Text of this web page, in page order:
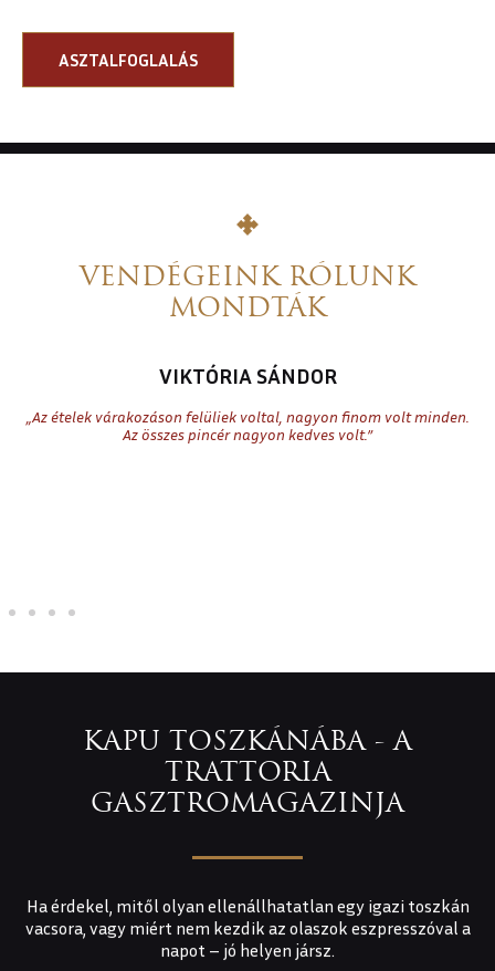
ASZTALFOGLALÁS
VENDÉGEINK RÓLUNK
MONDTÁK
VIKTÓRIA SÁNDOR
„Az ételek várakozáson felüliek voltal, nagyon finom volt minden.
Az összes pincér nagyon kedves volt.”
KAPU TOSZKÁNÁBA - A
TRATTORIA
GASZTROMAGAZINJA
Ha érdekel, mitől olyan ellenállhatatlan egy igazi toszkán
vacsora, vagy miért nem kezdik az olaszok eszpresszóval a
napot – jó helyen jársz.